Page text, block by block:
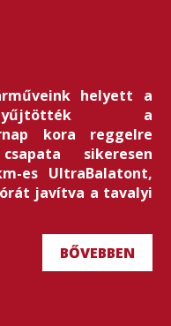
helyett a
a
kora reggelre
sikeresen
es UltraBalatont,
javítva a tavalyi
BŐVEBBEN